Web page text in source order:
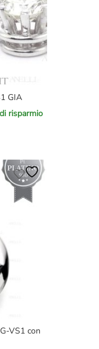
GIA
risparmio
VS1 con